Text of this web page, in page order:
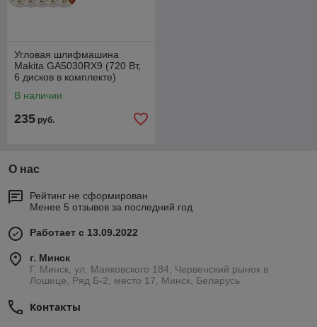
Угловая шлифмашина
Makita GA5030RX9 (720 Вт,
6 дисков в комплекте)
В наличии
235 руб.
О нас
Рейтинг не сформирован
Менее 5 отзывов за последний год
Работает с 13.09.2022
г. Минск
Г. Минск, ул. Маяковского 184, Червенский рынок в
Лошице, Ряд Б-2, место 17, Минск, Беларусь
Контакты